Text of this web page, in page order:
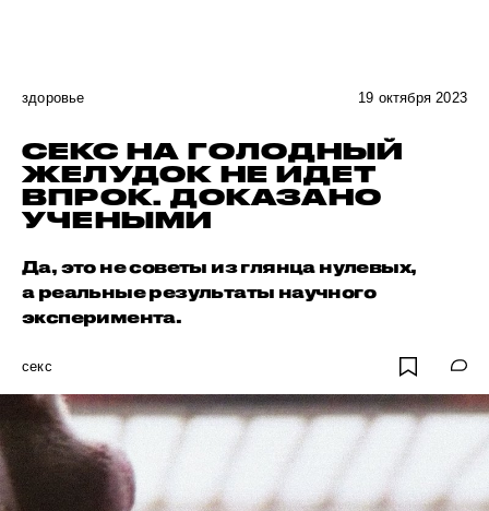
здоровье 19 октября 2023
СЕКС НА ГОЛОДНЫЙ
ЖЕЛУДОК НЕ ИДЕТ
ВПРОК. ДОКАЗАНО
УЧЕНЫМИ
Да, это не советы из глянца нулевых,
а реальные результаты научного
эксперимента.
секс